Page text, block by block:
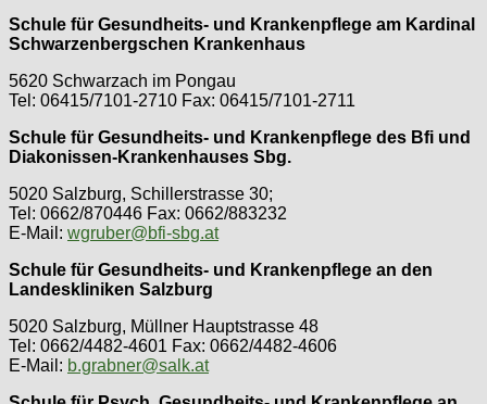
Schule für Gesundheits- und Krankenpflege am Kardinal
Schwarzenbergschen Krankenhaus
5620 Schwarzach im Pongau
Tel: 06415/7101-2710 Fax: 06415/7101-2711
Schule für Gesundheits- und Krankenpflege des Bfi und
Diakonissen-Krankenhauses Sbg.
5020 Salzburg, Schillerstrasse 30;
Tel: 0662/870446 Fax: 0662/883232
E-Mail: wgruber@bfi-sbg.at
Schule für Gesundheits- und Krankenpflege an den
Landeskliniken Salzburg
5020 Salzburg, Müllner Hauptstrasse 48
Tel: 0662/4482-4601 Fax: 0662/4482-4606
E-Mail: b.grabner@salk.at